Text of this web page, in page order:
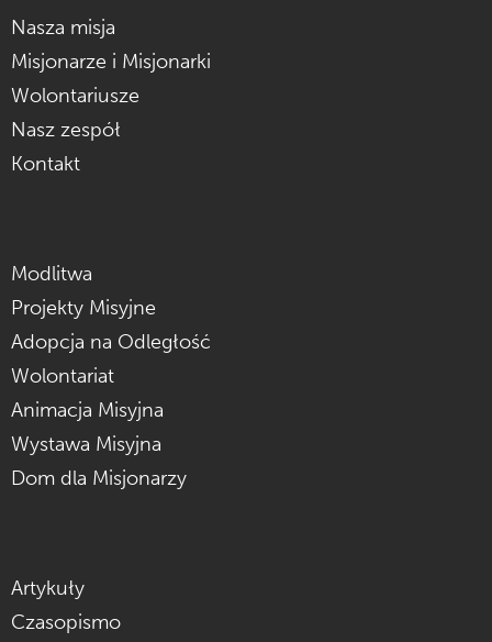
Nasza misja
Misjonarze i Misjonarki
Wolontariusze
Nasz zespół
Kontakt
Modlitwa
Projekty Misyjne
Adopcja na Odległość
Wolontariat
Animacja Misyjna
Wystawa Misyjna
Dom dla Misjonarzy
Artykuły
Czasopismo